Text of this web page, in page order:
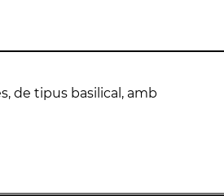
de tipus basilical, amb
basilical, amb alguns